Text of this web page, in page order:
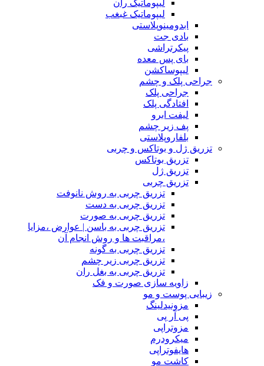
لیپوماتیک ران
لیپوماتیک غبغب
ابدومینوپلاستی
بادی‌ جت
پیکرتراشی
بای پس معده
لیپوساکشن
جراحی پلک و چشم
جراحی پلک
افتادگی پلک
لیفت ابرو
پف زیر چشم
بلفاروپلاستی
تزریق ژل و بوتاکس و چربی
تزریق بوتاکس
تزریق ژل
تزریق چربی
تزریق چربی به روش نانوفت
تزریق چربی به دست
تزریق چربی به صورت
تزریق چربی به باسن | عوارض ،مزایا
،مراقبت ها و روش انجام آن
تزریق چربی به گونه
تزریق چربی زیر چشم
تزریق چربی به بغل ران
زاویه سازی صورت و فک
زیبایی پوست و مو
مزونیدلینگ
پی آر پی
مزوتراپی
میکرودرم
هایفوتراپی
کاشت مو